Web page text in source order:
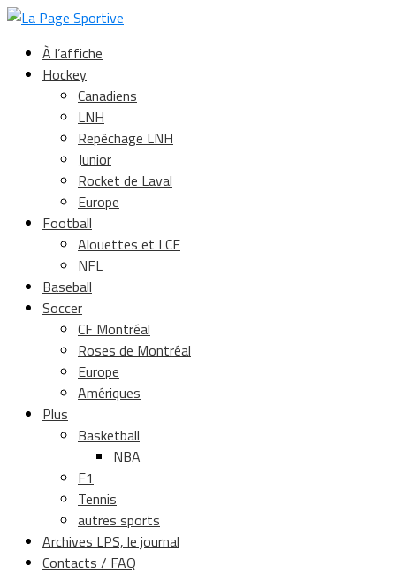
À l’affiche
Hockey
Canadiens
LNH
Repêchage LNH
Junior
Rocket de Laval
Europe
Football
Alouettes et LCF
NFL
Baseball
Soccer
CF Montréal
Roses de Montréal
Europe
Amériques
Plus
Basketball
NBA
F1
Tennis
autres sports
Archives LPS, le journal
Contacts / FAQ